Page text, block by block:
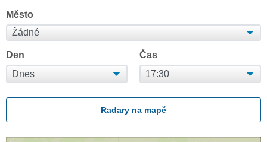
Město
Den Čas
Radary na mapě